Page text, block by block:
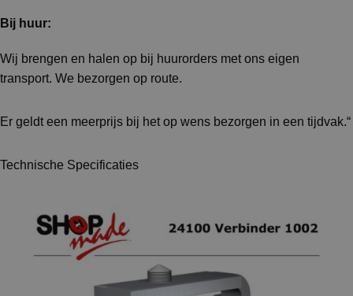
Bij huur:
Wij brengen en halen op bij huurorders met ons eigen
transport. We bezorgen op route.
Er geldt een meerprijs bij het op wens bezorgen in een tijdvak.“
Technische Specificaties